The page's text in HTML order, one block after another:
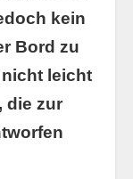
kein
Bord zu
leicht
die zur